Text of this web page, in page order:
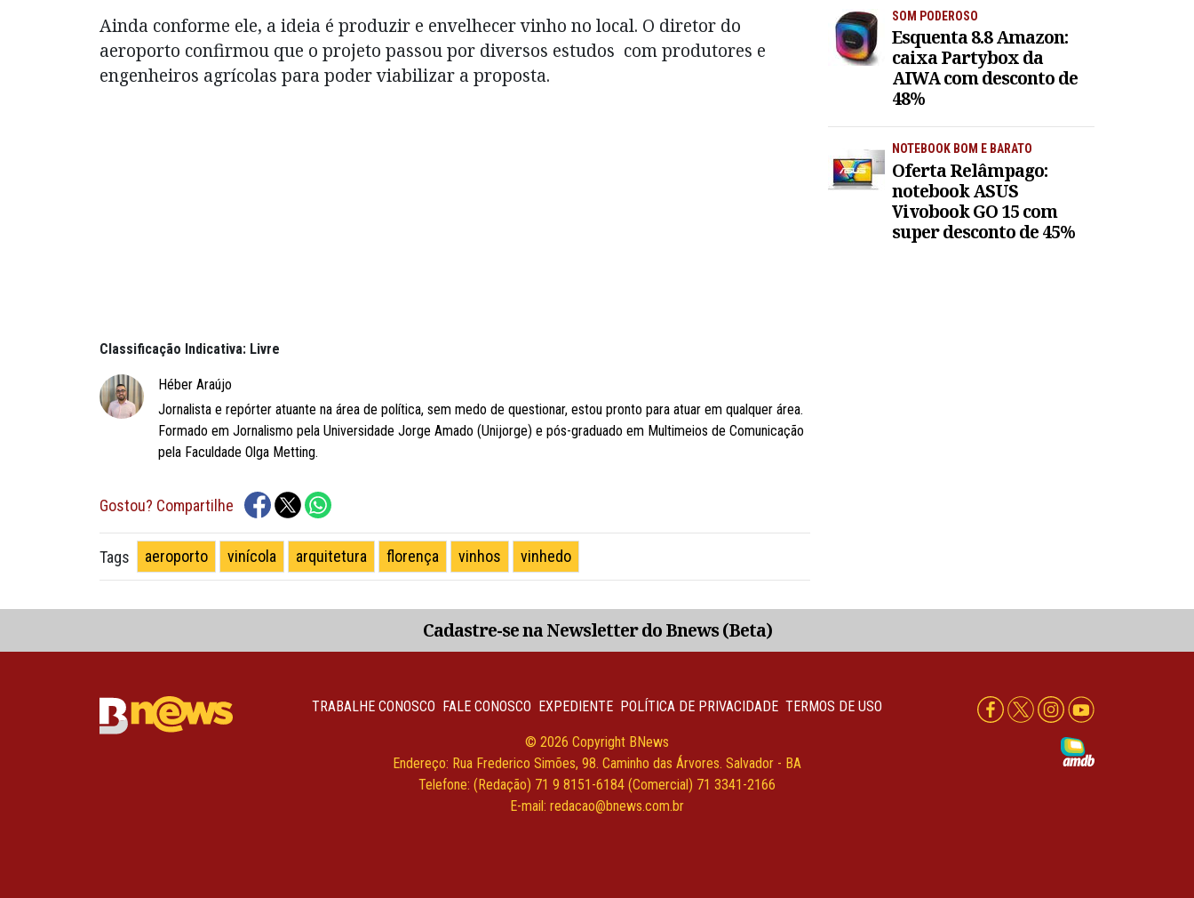
Ainda conforme ele, a ideia é produzir e envelhecer vinho no local. O diretor do
aeroporto confirmou que o projeto passou por diversos estudos com produtores e
engenheiros agrícolas para poder viabilizar a proposta.
Classificação Indicativa: Livre
Héber Araújo
Jornalista e repórter atuante na área de política, sem medo de questionar, estou pronto para atuar em qualquer área.
Formado em Jornalismo pela Universidade Jorge Amado (Unijorge) e pós-graduado em Multimeios de Comunicação
pela Faculdade Olga Metting.
Gostou? Compartilhe
Tags aeroporto vinícola arquitetura florença vinhos vinhedo
SOM PODEROSO
Esquenta 8.8 Amazon:
caixa Partybox da
AIWA com desconto de
48%
NOTEBOOK BOM E BARATO
Oferta Relâmpago:
notebook ASUS
Vivobook GO 15 com
super desconto de 45%
Cadastre-se na Newsletter do Bnews (Beta)
TRABALHE CONOSCO FALE CONOSCO EXPEDIENTE POLÍTICA DE PRIVACIDADE TERMOS DE USO
© 2026 Copyright BNews
Endereço: Rua Frederico Simões, 98. Caminho das Árvores. Salvador - BA
Telefone: (Redação) 71 9 8151-6184 (Comercial) 71 3341-2166
E-mail: redacao@bnews.com.br